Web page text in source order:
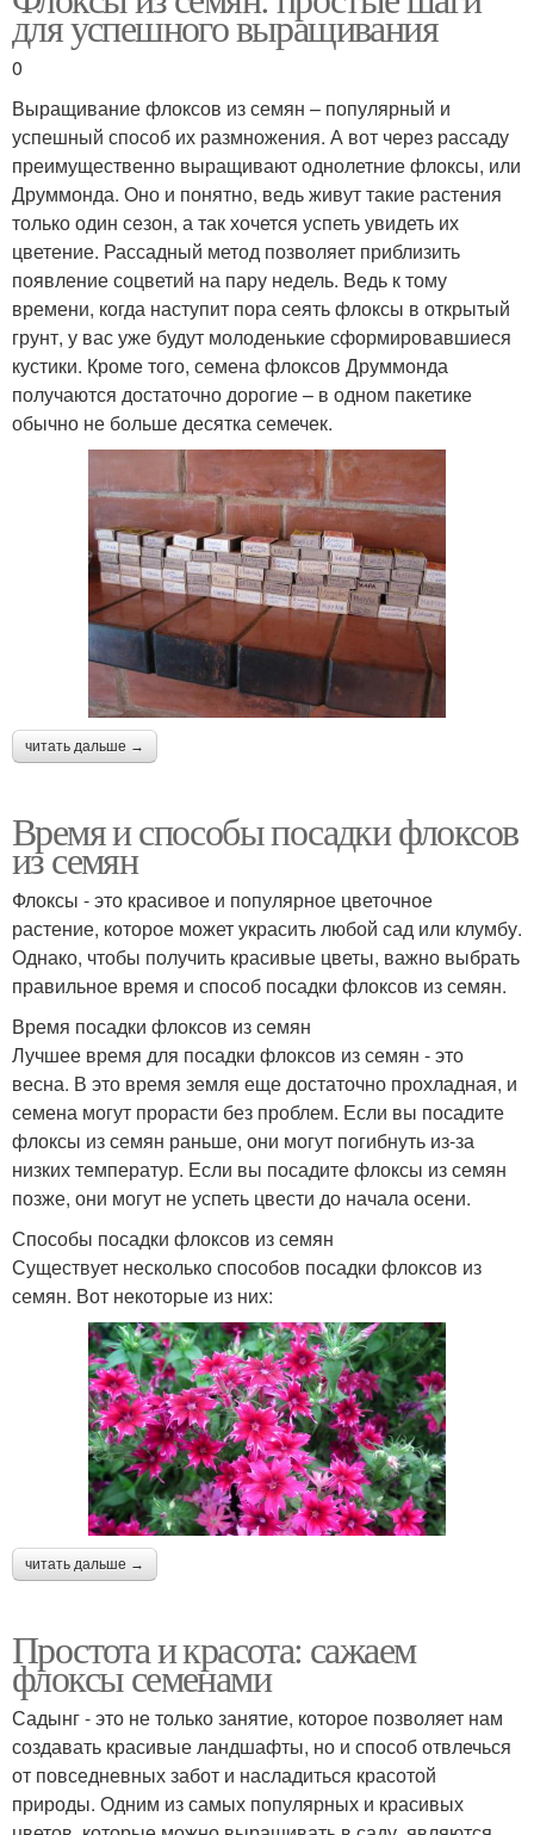
для успешного выращивания
0
Выращивание флоксов из семян – популярный и
успешный способ их размножения. А вот через рассаду
преимущественно выращивают однолетние флоксы, или
Друммонда. Оно и понятно, ведь живут такие растения
только один сезон, а так хочется успеть увидеть их
цветение. Рассадный метод позволяет приблизить
появление соцветий на пару недель. Ведь к тому
времени, когда наступит пора сеять флоксы в открытый
грунт, у вас уже будут молоденькие сформировавшиеся
кустики. Кроме того, семена флоксов Друммонда
получаются достаточно дорогие – в одном пакетике
обычно не больше десятка семечек.
читать дальше →
Время и способы посадки флоксов
из семян
Флоксы - это красивое и популярное цветочное
растение, которое может украсить любой сад или клумбу.
Однако, чтобы получить красивые цветы, важно выбрать
правильное время и способ посадки флоксов из семян.
Время посадки флоксов из семян
Лучшее время для посадки флоксов из семян - это
весна. В это время земля еще достаточно прохладная, и
семена могут прорасти без проблем. Если вы посадите
флоксы из семян раньше, они могут погибнуть из-за
низких температур. Если вы посадите флоксы из семян
позже, они могут не успеть цвести до начала осени.
Способы посадки флоксов из семян
Существует несколько способов посадки флоксов из
семян. Вот некоторые из них:
читать дальше →
Простота и красота: сажаем
флоксы семенами
Садынг - это не только занятие, которое позволяет нам
создавать красивые ландшафты, но и способ отвлечься
от повседневных забот и насладиться красотой
природы. Одним из самых популярных и красивых